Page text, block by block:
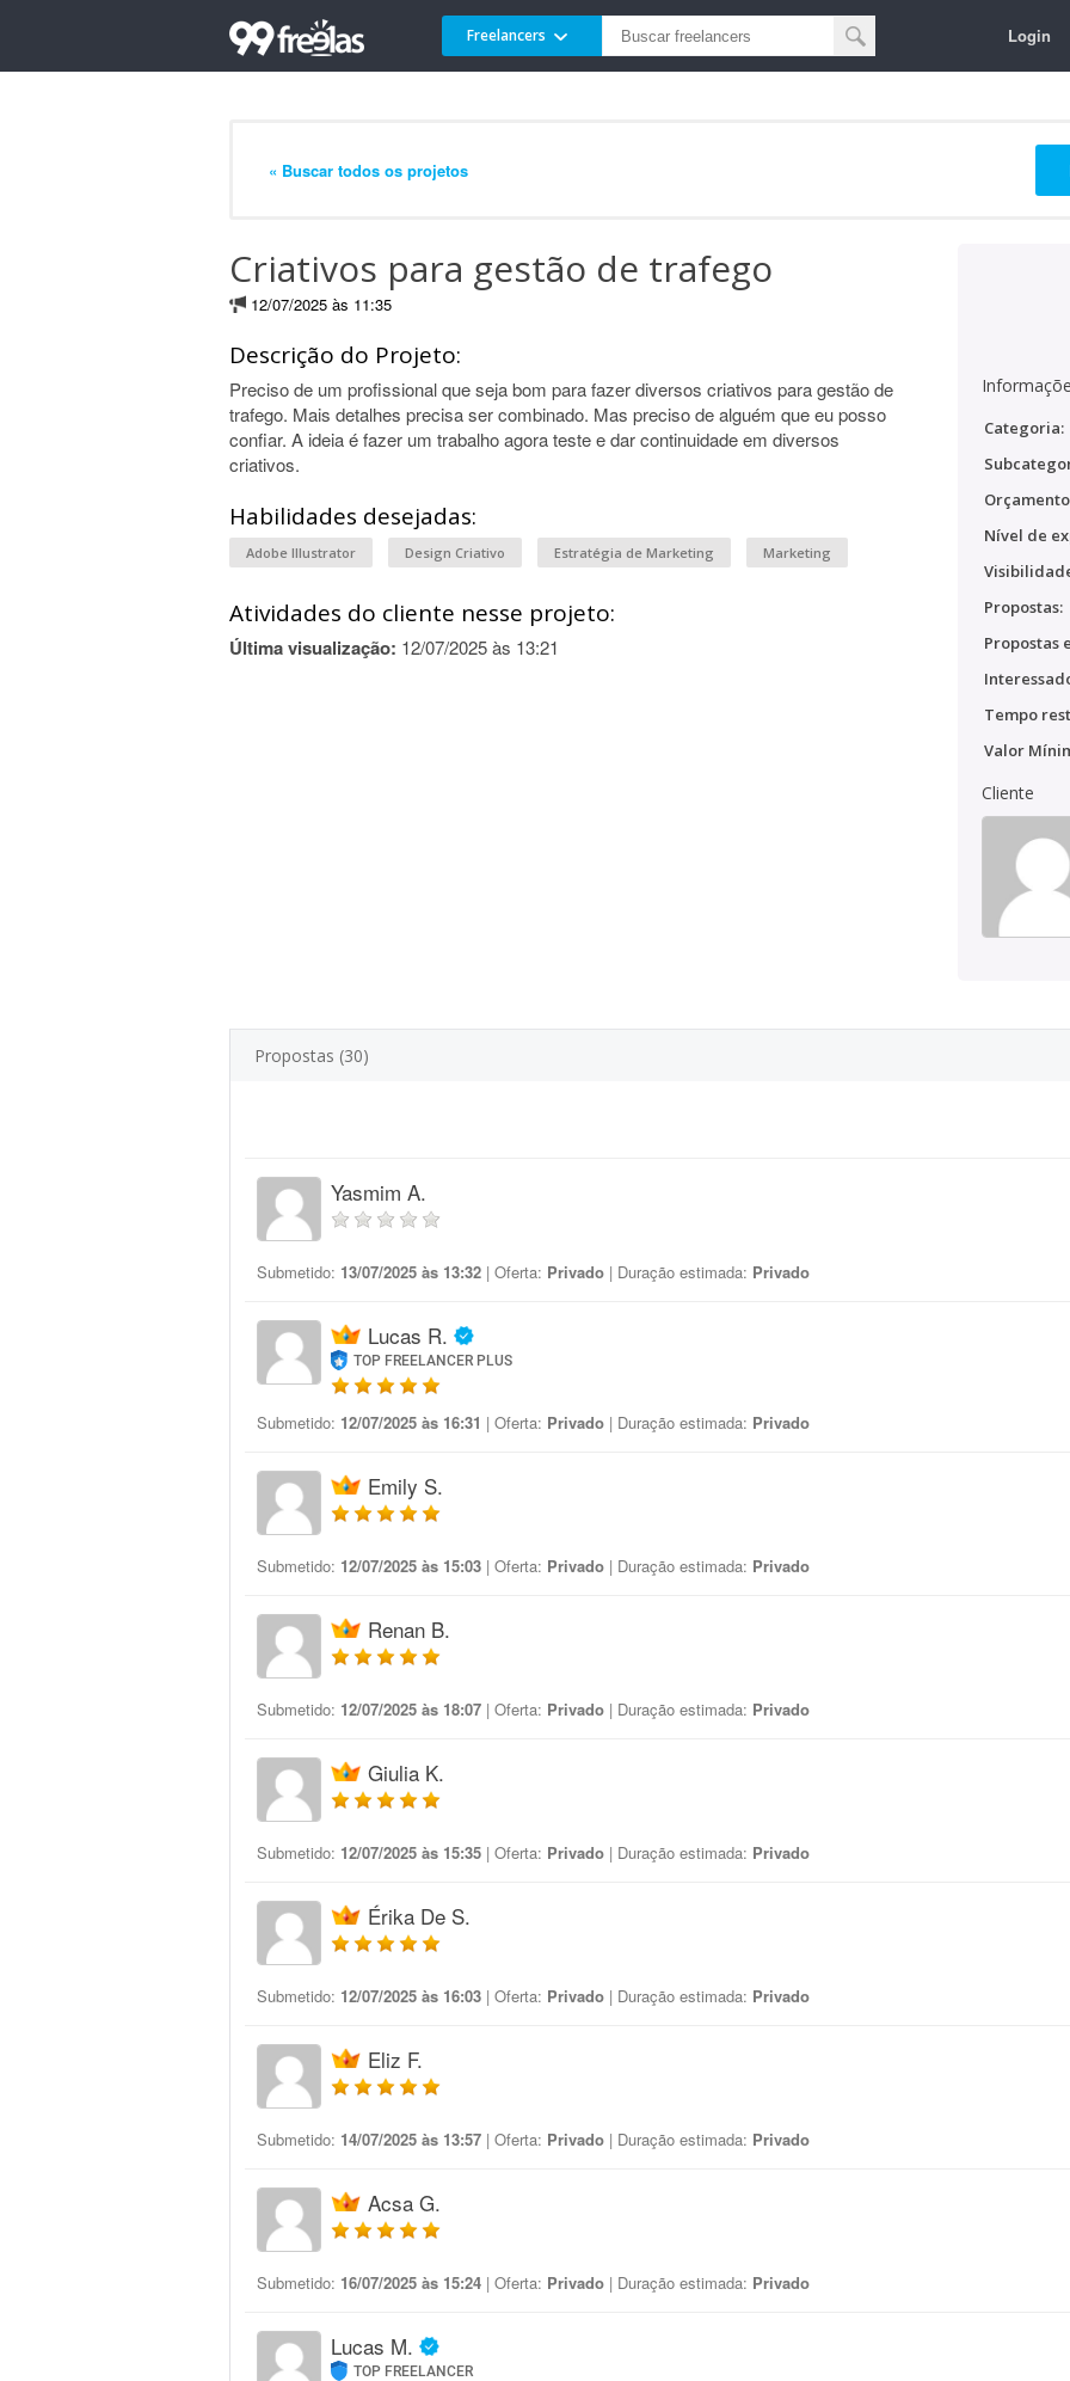
Freelancers Login
« Buscar todos os projetos
Criativos para gestão de trafego
12/07/2025 às 11:35
Descrição do Projeto:
Preciso de um profissional que seja bom para fazer diversos criativos para gestão de
trafego. Mais detalhes precisa ser combinado. Mas preciso de alguém que eu posso
confiar. A ideia é fazer um trabalho agora teste e dar continuidade em diversos
criativos.
Habilidades desejadas:
Adobe Illustrator Design Criativo Estratégia de Marketing Marketing
Atividades do cliente nesse projeto:
Última visualização: 12/07/2025 às 13:21
Categoria:
Nível de
Propostas:
Propostas
Tempo
Valor
Cliente
Propostas (30)
Yasmim A.
Submetido: 13/07/2025 às 13:32 | Oferta: Privado | Duração estimada: Privado
Lucas R.
TOP FREELANCER PLUS
Submetido: 12/07/2025 às 16:31 | Oferta: Privado | Duração estimada: Privado
Emily S.
Submetido: 12/07/2025 às 15:03 | Oferta: Privado | Duração estimada: Privado
Renan B.
Submetido: 12/07/2025 às 18:07 | Oferta: Privado | Duração estimada: Privado
Giulia K.
Submetido: 12/07/2025 às 15:35 | Oferta: Privado | Duração estimada: Privado
Érika De S.
Submetido: 12/07/2025 às 16:03 | Oferta: Privado | Duração estimada: Privado
Eliz F.
Submetido: 14/07/2025 às 13:57 | Oferta: Privado | Duração estimada: Privado
Acsa G.
Submetido: 16/07/2025 às 15:24 | Oferta: Privado | Duração estimada: Privado
Lucas M.
TOP FREELANCER